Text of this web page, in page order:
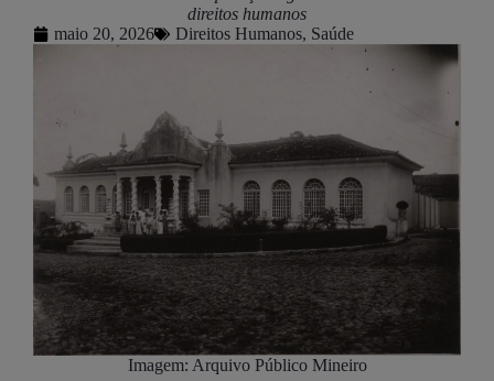
direitos humanos
maio 20, 2026
Direitos Humanos, Saúde
Imagem: Arquivo Público Mineiro